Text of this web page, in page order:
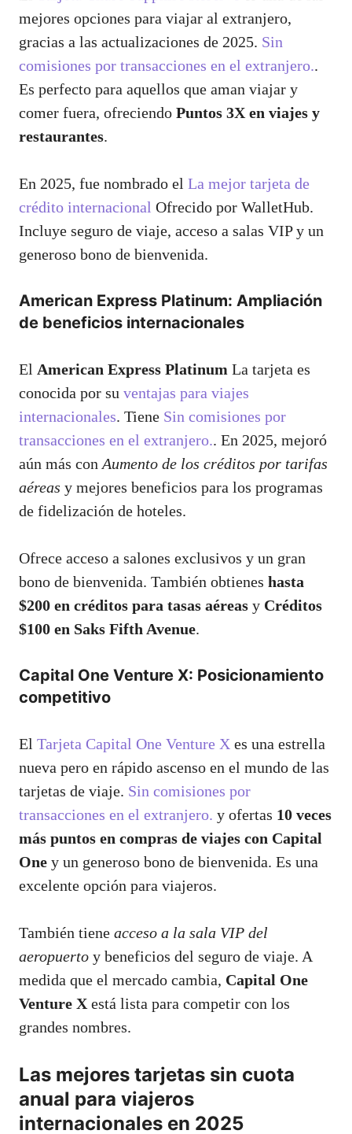
mejores opciones para viajar al extranjero,
gracias a las actualizaciones de 2025. Sin
comisiones por transacciones en el extranjero..
Es perfecto para aquellos que aman viajar y
comer fuera, ofreciendo Puntos 3X en viajes y
restaurantes.
En 2025, fue nombrado el La mejor tarjeta de
crédito internacional Ofrecido por WalletHub.
Incluye seguro de viaje, acceso a salas VIP y un
generoso bono de bienvenida.
American Express Platinum: Ampliación
de beneficios internacionales
El American Express Platinum La tarjeta es
conocida por su ventajas para viajes
internacionales. Tiene Sin comisiones por
transacciones en el extranjero.. En 2025, mejoró
aún más con Aumento de los créditos por tarifas
aéreas y mejores beneficios para los programas
de fidelización de hoteles.
Ofrece acceso a salones exclusivos y un gran
bono de bienvenida. También obtienes hasta
$200 en créditos para tasas aéreas y Créditos
$100 en Saks Fifth Avenue.
Capital One Venture X: Posicionamiento
competitivo
El Tarjeta Capital One Venture X es una estrella
nueva pero en rápido ascenso en el mundo de las
tarjetas de viaje. Sin comisiones por
transacciones en el extranjero. y ofertas 10 veces
más puntos en compras de viajes con Capital
One y un generoso bono de bienvenida. Es una
excelente opción para viajeros.
También tiene acceso a la sala VIP del
aeropuerto y beneficios del seguro de viaje. A
medida que el mercado cambia, Capital One
Venture X está lista para competir con los
grandes nombres.
Las mejores tarjetas sin cuota
anual para viajeros
internacionales en 2025